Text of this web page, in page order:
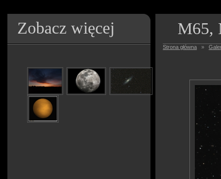
Zobacz więcej M65,
Strona główna »